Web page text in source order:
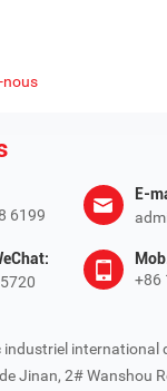
nous
6199
E-
+86
industriel international
Jinan, 2# Wanshou